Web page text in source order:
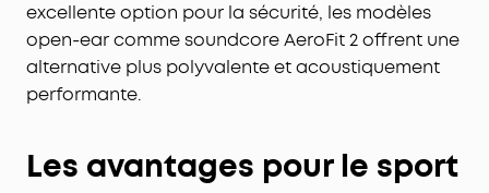
excellente option pour la sécurité, les modèles
open-ear comme soundcore AeroFit 2 offrent une
alternative plus polyvalente et acoustiquement
performante.
Les avantages pour le sport